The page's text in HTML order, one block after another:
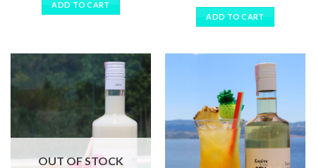
ADD TO CART
ADD TO CART
OUT OF STOCK